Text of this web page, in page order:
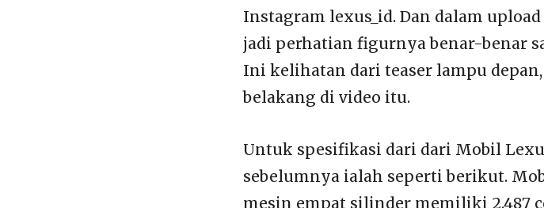
Instagram lexus_id. Dan dalam
jadi perhatian figurnya benar-benar
Ini kelihatan dari teaser lampu
belakang di video itu.
Untuk spesifikasi dari dari Mobil
sebelumnya ialah seperti berikut.
mesin empat silinder memiliki 2.487